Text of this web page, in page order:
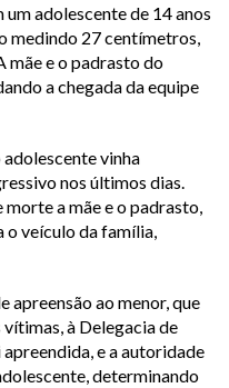
adolescente de 14 anos
medindo 27 centímetros,
mãe e o padrasto do
a chegada da equipe
vinha
nos últimos dias.
a mãe e o padrasto,
o veículo da família,
apreensão ao menor, que
à Delegacia de
e a autoridade
determinando